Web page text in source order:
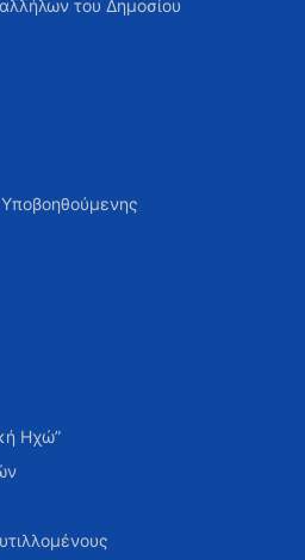
του Δημοσίου
Ηχώ”